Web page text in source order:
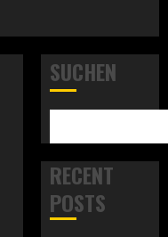
SUCHEN
RECENT
POSTS